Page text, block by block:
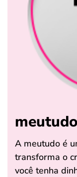
A meutudo é
transforma o
você tenha